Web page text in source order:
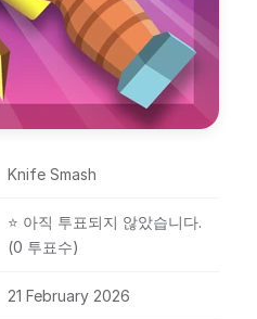
Knife Smash
⭐ 아직 투표되지 않았습니다.
(0 투표수)
21 February 2026